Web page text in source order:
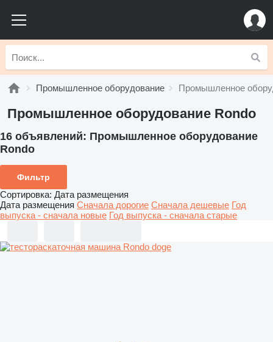
Промышленное оборудование Промышленное
Промышленное оборудование Rondo
16 объявлений: Промышленное оборудование
Rondo
Фильтр
Сортировка: Дата размещения
Дата размещения Сначала дорогие Сначала дешевые Год
выпуска - сначала новые Год выпуска - сначала старые